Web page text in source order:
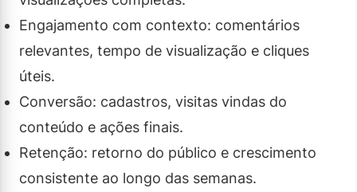
Engajamento com contexto: comentários
relevantes, tempo de visualização e cliques
úteis.
Conversão: cadastros, visitas vindas do
conteúdo e ações finais.
Retenção: retorno do público e crescimento
consistente ao longo das semanas.